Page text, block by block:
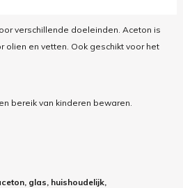
verschillende doeleinden. Aceton is
en vetten. Ook geschikt voor het
bereik van kinderen bewaren.
glas, huishoudelijk,